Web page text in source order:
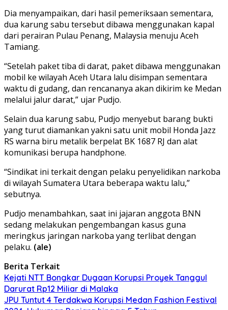
Dia menyampaikan, dari hasil pemeriksaan sementara,
dua karung sabu tersebut dibawa menggunakan kapal
dari perairan Pulau Penang, Malaysia menuju Aceh
Tamiang.
“Setelah paket tiba di darat, paket dibawa menggunakan
mobil ke wilayah Aceh Utara lalu disimpan sementara
waktu di gudang, dan rencananya akan dikirim ke Medan
melalui jalur darat,” ujar Pudjo.
Selain dua karung sabu, Pudjo menyebut barang bukti
yang turut diamankan yakni satu unit mobil Honda Jazz
RS warna biru metalik berpelat BK 1687 RJ dan alat
komunikasi berupa handphone.
“Sindikat ini terkait dengan pelaku penyelidikan narkoba
di wilayah Sumatera Utara beberapa waktu lalu,”
sebutnya.
Pudjo menambahkan, saat ini jajaran anggota BNN
sedang melakukan pengembangan kasus guna
meringkus jaringan narkoba yang terlibat dengan
pelaku. (ale)
Berita Terkait
Kejati NTT Bongkar Dugaan Korupsi Proyek Tanggul
Darurat Rp12 Miliar di Malaka
JPU Tuntut 4 Terdakwa Korupsi Medan Fashion Festival